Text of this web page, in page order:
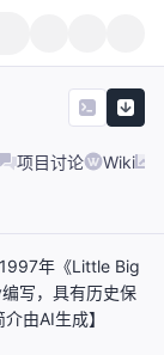
项目讨论 Wiki
年《Little Big
写，具有历史保
由AI生成】